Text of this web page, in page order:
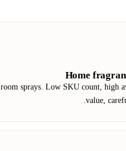
Home
sprays. Low SKU count, high
value,